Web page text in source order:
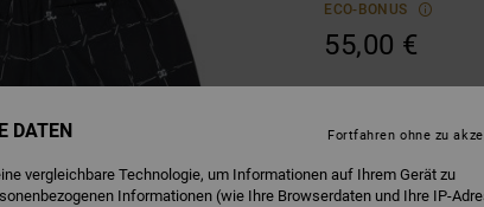
ECO-BONUS
55,00 €
DATEN
vergleichbare Technologie, um Informationen auf Ihrem Gerät zu
Informationen (wie Ihre Browserdaten und Ihre IP-
Fortfahren ohne zu